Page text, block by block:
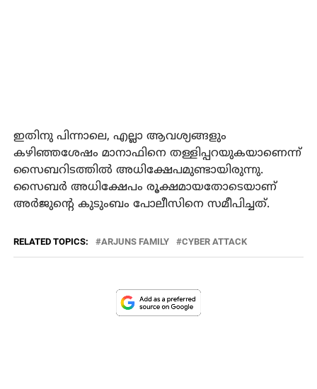
ഇതിനു പിന്നാലെ, എല്ലാ ആവശ്യങ്ങളും
കഴിഞ്ഞശേഷം മാനാഫിനെ തള്ളിപ്പറയുകയാണെന്ന്
സൈബറിടത്തില്‍ അധിക്ഷേപമുണ്ടായിരുന്നു.
സൈബര്‍ അധിക്ഷേപം രൂക്ഷമായതോടെയാണ്
അര്‍ജുന്റെ കുടുംബം പോലീസിനെ സമീപിച്ചത്.
RELATED TOPICS: ARJUNS FAMILY CYBER ATTACK